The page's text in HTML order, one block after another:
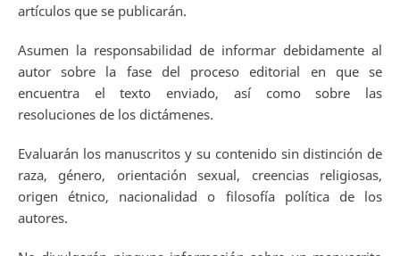
artículos que se publicarán.
Asumen la responsabilidad de informar debidamente al
autor sobre la fase del proceso editorial en que se
encuentra el texto enviado, así como sobre las
resoluciones de los dictámenes.
Evaluarán los manuscritos y su contenido sin distinción de
raza, género, orientación sexual, creencias religiosas,
origen étnico, nacionalidad o filosofía política de los
autores.